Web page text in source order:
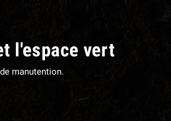
l'espace vert
manutention.